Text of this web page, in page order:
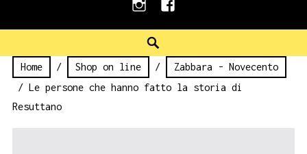
instagramfacebook
Home / Shop on line /
Zabbara - Novecento
/ Le persone che hanno fatto la storia di
Resuttano